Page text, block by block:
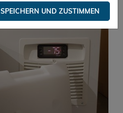
SPEICHERN UND ZUSTIMMEN